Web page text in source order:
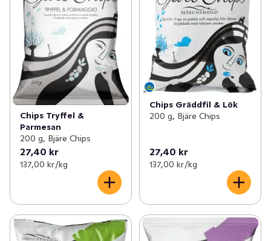
Chips Tryffel &
Parmesan
200 g, Bjäre Chips
27,40 kr
137,00 kr /kg
Chips Gräddfil & Lök
200 g, Bjäre Chips
27,40 kr
137,00 kr /kg